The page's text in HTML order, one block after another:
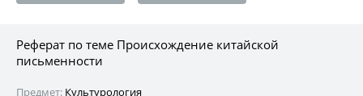
Реферат по теме Происхождение китайской
письменности
Предмет: Культурология